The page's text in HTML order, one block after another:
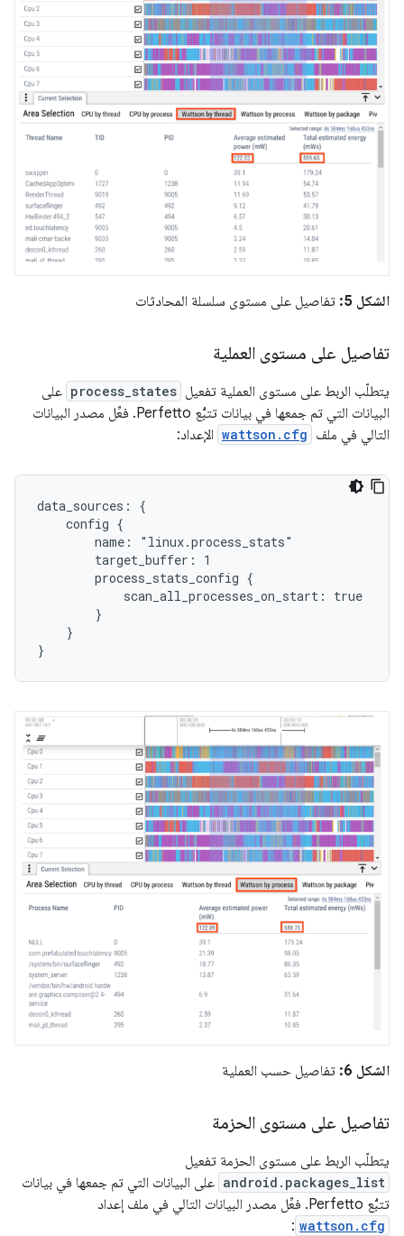
الشكل 5: تفاصيل على مستوى سلسلة المحادثات
تفاصيل على مستوى العملية
يتطلّب الربط على مستوى العملية تفعيل process_states على
البيانات التي تم جمعها في بيانات تتبُّع Perfetto. فعِّل مصدر البيانات
التالي في ملف wattson.cfg الإعداد:
data_sources: {
    config {
        name: "linux.process_stats"
        target_buffer: 1
        process_stats_config {
            scan_all_processes_on_start: true
        }
    }
الشكل 6: تفاصيل حسب العملية
تفاصيل على مستوى الحزمة
يتطلّب الربط على مستوى الحزمة تفعيل
android.packages_list على البيانات التي تم جمعها في بيانات
تتبُّع Perfetto. فعِّل مصدر البيانات التالي في ملف إعداد
wattson.cfg
: